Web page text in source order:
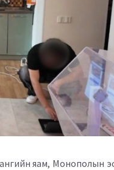
яам, Монополын